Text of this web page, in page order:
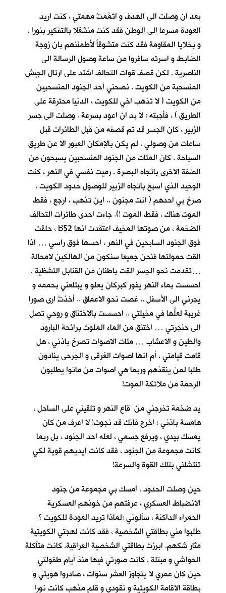
بعد ان وصلت الى الهدف و اتَمَّمتُ مهمتي ، كنت اريد
العودة مسرعا الى الوطن فقد كنت منشغلا بالتفكير بنورا ،
و بخلايا المقاومة فقد كنت متشوقاً لأطمئنهم بان زوجة
الضابط و اسرته سافروا من ساعة وصول الرسالة الى
الناصرية . لكن قصف قوات التحالف اشتد على ارتال الجيش
المنسحبة من الكويت . نصحني أحد الجنود المنسحبين
من الكويت ( لا تذهب اخي للكويت ، الدنيا محترقة على
الطريق ) ، فأجبته : لا بد ان اعود بسرعة . وصلت الى جسر
الزبير ، كان الجسر قد تم قصفه من قبل الطائرات قبل
ساعات من وصولي . لم يكن بالإمكان العبور الا عن طريق
السباحة . كان المئات من الجنود المنسحبين يسبحون من
الضفة الاخرى باتجاه البصرة . رميت نفسي في النهر ، كنت
الوحيد الذي اسبح باتجاه الزبير للوصول حدود الكويت ،
صرخ بي احدهم ( انت مجنون .. اين تذهب ، ارجع ، فقط
الموت هناك ، فقط الموت !). جاءت احدى طائرات التحالف
الضخمة ، من صوتها المخيف اعتقدت انها B52 ، حلقت
فوق الجنود السابحين في النهر ، احسها فوق راسي … اذا
القت حمولتها فنحن جميعا سنكون من الهالكين لامحالة
…تقدمت نحو الجسر القت باطنان من القنابل التشظية ,
احسست بماء النهر يفور كبركان يعلو و يبتلعني بحممه و
يجرني الى الأسفل .. غصت نحو الاعماق .. أخذتُ ارى صورا
غريبة لعلَّها في مخيلتي .. احسست بالاختناق و روحي تصل
الى حنجرتي … اختنق من الماء الملوث برائحة البارود
والطين و الاعشاب … مئات الاصوات تصرخ باذني ، هل
قامت قيامتي ، أم انها اصوات الغرقى و الجرحى ينادون
طلبا لمن ينقذهم وربما هي اصوات من ماتوا يطلبون
الرحمة من ملائكة الموت!
يد ضخمة تخرجني من قاع النهر و تلقيني على الساحل ،
هامسة باذني : اخرج فانك قد نجوت! لا اعرف من كان
يمسك بيدي ، ويرفع جسمي ، لعله احد الجنود ، بل ربما
كانت مجموعة من الجنود ، فقد كانت ايديهم قوية لكي
تنتشلني بتلك القوة والسرعة!
حين وصلت الحدود ، أمسك بي مجموعة من جنود
الانضباط العسكري ، عرفتهم من خوذهم العسكرية
الحمراء الداكنة ، سألوني :لماذا تريد العودة للكويت ؟
طلبوا مني بطاقتي الشخصية ، فقد كانت لهجتي الكويتية
مثار شكهم. ابرزت بطاقتي الشخصية العراقية. كانت متآكلة
الحواشي و مبتلة . كانت صورتي فيها منذ أيام طفولتي
حين كان عمري لا يتجاوز العشر سنوات ، صادروا هويتي و
بطاقة الاقامة الكويتية و نقودي و قلم مذهب كانت نورا